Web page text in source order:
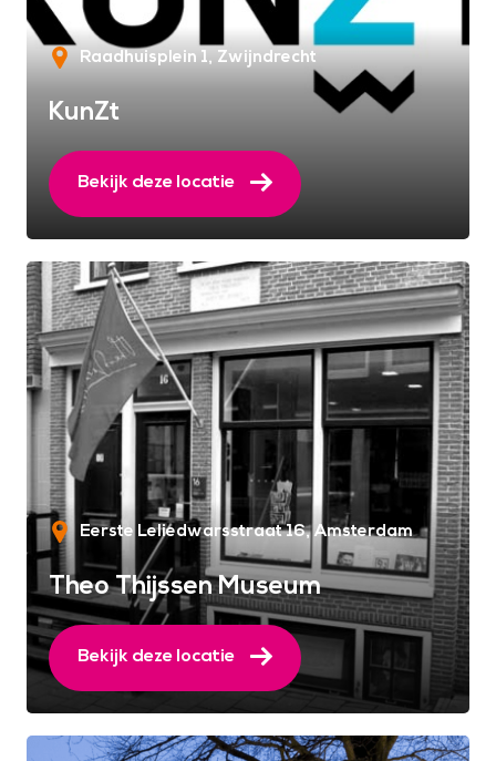
Raadhuisplein 1 Zwijndrecht
KunZt
Bekijk deze locatie
Eerste Leliedwarsstraat 16 Amsterdam
Theo Thijssen Museum
Bekijk deze locatie